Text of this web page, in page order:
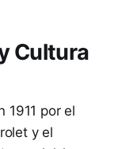
Cultura
1911 por el
y el